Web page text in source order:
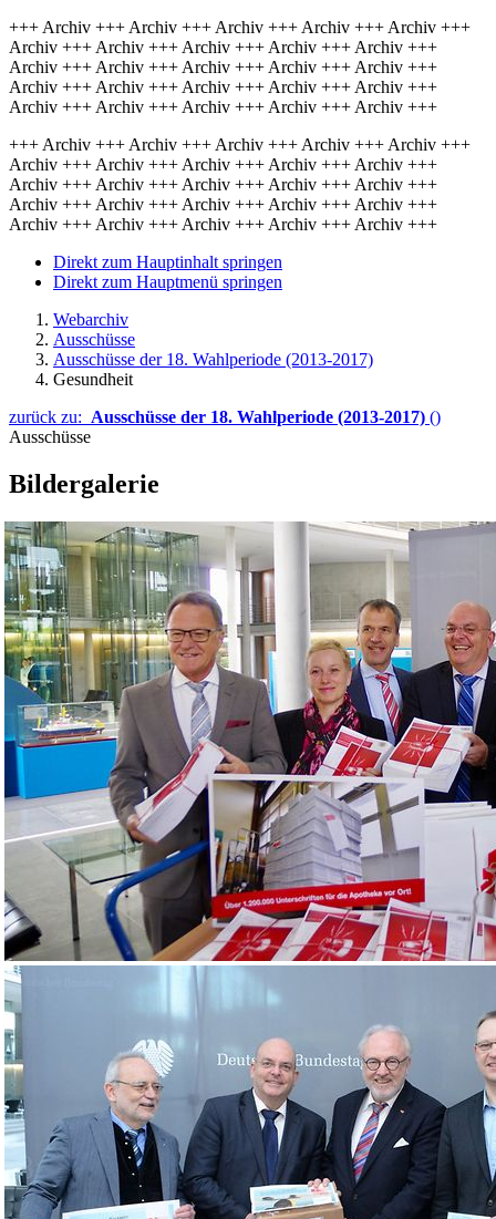
+++ Archiv +++ Archiv +++ Archiv +++ Archiv +++ Archiv +++
Archiv +++ Archiv +++ Archiv +++ Archiv +++ Archiv +++
Archiv +++ Archiv +++ Archiv +++ Archiv +++ Archiv +++
Archiv +++ Archiv +++ Archiv +++ Archiv +++ Archiv +++
Archiv +++ Archiv +++ Archiv +++ Archiv +++ Archiv +++
+++ Archiv +++ Archiv +++ Archiv +++ Archiv +++ Archiv +++
Archiv +++ Archiv +++ Archiv +++ Archiv +++ Archiv +++
Archiv +++ Archiv +++ Archiv +++ Archiv +++ Archiv +++
Archiv +++ Archiv +++ Archiv +++ Archiv +++ Archiv +++
Archiv +++ Archiv +++ Archiv +++ Archiv +++ Archiv +++
Direkt zum Hauptinhalt springen
Direkt zum Hauptmenü springen
Webarchiv
Ausschüsse
Ausschüsse der 18. Wahlperiode (2013-2017)
Gesundheit
zurück zu: Ausschüsse der 18. Wahlperiode (2013-2017) ()
Ausschüsse
Bildergalerie